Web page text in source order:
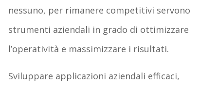
nessuno, per rimanere competitivi servono
strumenti aziendali in grado di ottimizzare
l’operatività e massimizzare i risultati.
Sviluppare applicazioni aziendali efficaci,